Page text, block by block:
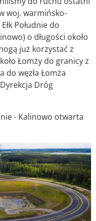
woj. warmińsko-
Południe do
o długości około
już korzystać z
Łomży do granicy z
do węzła Łomża
Dróg
- Kalinowo otwarta